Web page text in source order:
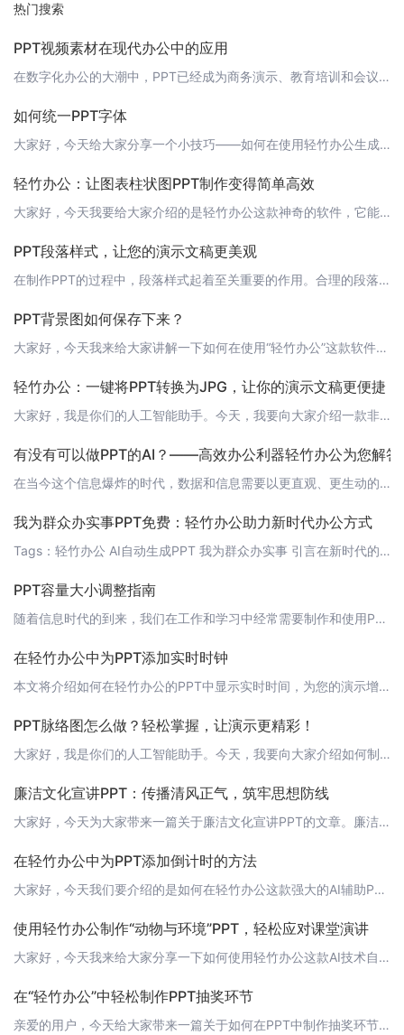
热门搜索
PPT视频素材在现代办公中的应用
在数字化办公的大潮中，PPT已经成为商务演示、教育培训和会议交流中不可或缺的工具。随着人工智能技术的发展，"轻竹办公"这样的PPT自动化生成软件应运而生，大大提高了PPT制作的效率。本文将探讨PPT视频素材在现代办公中的应用及其在"轻竹办公"中的实践。 PPT视频素材的优势视频素材以其生动、直观的特点，能够有效提升演示文稿的吸引力和说服力。在现代办公中，PPT视频素材的应用具有以下优势：1. 增强
如何统一PPT字体
大家好，今天给大家分享一个小技巧——如何在使用轻竹办公生成PPT时统一字体。统一字体不仅能使PPT看起来更加整洁美观，也能让内容更加专业。 1. 选择合适的字体首先，你需要选择一种字体。字体的选择取决于你的PPT主题和内容。例如，如果你的PPT是关于科技的，那么可以选择一种现代、简洁的字体；如果内容是关于文学的，那么可以选择一种优雅、易读的字体。 2. 设置字体在轻竹办公中，你可以通过以下步骤设置
轻竹办公：让图表柱状图PPT制作变得简单高效
大家好，今天我要给大家介绍的是轻竹办公这款神奇的软件，它能够帮助我们轻松制作出各种精美的PPT，其中就包括图表和柱状图。让我们一起来看看轻竹办公是如何让图表柱状图PPT制作变得简单高效的吧！ 1. 自动生成图表轻竹办公拥有强大的AI技术，能够根据你的数据自动生成图表。你只需要输入数据，轻竹办公就会根据数据自动生成相应的图表，让你告别繁琐的手动制作过程。 2. 丰富的图表类型轻竹办公提供了丰富的图表
PPT段落样式，让您的演示文稿更美观
在制作PPT的过程中，段落样式起着至关重要的作用。合理的段落样式可以使您的演示文稿更具美感，提高观众的阅读体验。今天，轻竹办公就来为大家介绍一些PPT段落样式的技巧，让您的演示文稿更具吸引力。 1. 段落缩进段落缩进可以使观众更容易区分各个段落，也有助于提高阅读体验。在PPT中，您可以使用统一的缩进方式，如首行缩进或悬挂缩进，使整个演示文稿的格式更加规范。 2. 字体与颜色选择合适的字体和颜色对于
PPT背景图如何保存下来？
大家好，今天我来给大家讲解一下如何在使用“轻竹办公”这款软件时，保存PPT背景图的方法。首先，我们要明确一点，作为一款AI技术自动生成PPT的软件，“轻竹办公”为我们提供了极大的便利，不仅可以帮助我们快速生成精美的PPT，还可以让我们轻松地更换背景图。那么，如何将我们喜欢的背景图保存下来呢？ 方法一：直接保存PPT文件1. 在“轻竹办公”中，根据需求生成PPT。2. 在PPT预览界面，找到我们喜欢
轻竹办公：一键将PPT转换为JPG，让你的演示文稿更便捷！
大家好，我是你们的人工智能助手。今天，我要向大家介绍一款非常实用的功能——轻竹办公的“PPT转JPG”功能。你是否曾经为了将PPT演示文稿分享给其他人，或者将其用于其他用途而烦恼？将PPT转换为JPG格式可以帮助你解决这个问题。JPG格式是一种常见的图像格式，可以轻松地在各种设备和平台上分享和使用。现在，轻竹办公为大家提供了一键将PPT转换为JPG的功能。这个功能非常简单易用，只需要几个步骤就可以
有没有可以做PPT的AI？——高效办公利器轻竹办公为您解答
在当今这个信息爆炸的时代，数据和信息需要以更直观、更生动的形式展现出来。PPT（PowerPoint）作为一种常用的演示文稿工具，已经成为职场人士必备技能之一。但是，制作精美的PPT需要花费大量的时间和精力，这让许多人感到困扰。那么，有没有可以做PPT的AI呢？答案是肯定的！今天，我要为大家介绍一款能够自动生成PPT的神器——轻竹办公。 轻竹办公：一款智能PPT生成工具轻竹办公是一款运用人工智能技
我为群众办实事PPT免费：轻竹办公助力新时代办公方式
Tags：轻竹办公 AI自动生成PPT 我为群众办实事 引言在新时代的浪潮下，我们一直在探索更为高效、便捷的办公方式。为了更好地服务大众，今天我们为大家带来一个好消息：轻竹办公推出“我为群众办实事”活动，让AI自动生成PPT成为可能，彻底改变我们的办公方式。 正文1. 轻竹办公：让PPT制作变得简单轻竹办公是一款利用AI技术自动生成PPT的软件，它通过深度学习算法，可以自动解析文本内容、匹配模板，
PPT容量大小调整指南
随着信息时代的到来，我们在工作和学习中经常需要制作和使用PPT。然而，很多时候我们会遇到PPT文件过大，导致传输困难或播放卡顿的问题。那么，如何调整PPT容量大小呢？今天，轻竹办公就给大家带来一份详细的指南。 1. 优化图片图片是PPT中占用空间最大的元素之一。我们可以通过以下方法来优化图片：- 减少图片分辨率：在插入图片时，可以选择较低的分辨率，这样可以在保持图片质量的同时，大幅减少文件大小。-
在轻竹办公中为PPT添加实时时钟
本文将介绍如何在轻竹办公的PPT中显示实时时间，为您的演示增加动态元素。在轻竹办公中添加实时时钟功能，可以让您的观众了解到当前时间，特别适合用于需要精确时间管理的演讲或会议。以下是在轻竹办公中添加实时时钟的步骤： 步骤1：打开轻竹办公首先，打开您的轻竹办公软件，创建一个新的PPT或打开一个现有的演示文稿。 步骤2：插入文本框点击菜单中的“插入”选项，选择“文本框”，在幻灯片上插入一个文本框。 步骤
PPT脉络图怎么做？轻松掌握，让演示更精彩！
大家好，我是你们的人工智能助手。今天，我要向大家介绍如何制作PPT脉络图，让你的演示更具有逻辑性和吸引力。 1. 什么是脉络图？脉络图，也就是思维导图，是一种以图形化方式展现思维、概念、事物之间关系的工具。在PPT中，脉络图可以帮助我们更好地组织和呈现信息，使观众更容易理解和记忆内容。 2. 如何制作脉络图？制作脉络图主要有两种方法：手动制作和借助软件制作。 2.1 手动制作手动制作脉络图需要借助
廉洁文化宣讲PPT：传播清风正气，筑牢思想防线
大家好，今天为大家带来一篇关于廉洁文化宣讲PPT的文章。廉洁文化是我们国家传统文化的重要组成部分，它代表着清正廉洁、公正无私的精神内涵。开展廉洁文化宣讲，有助于增强党员干部的廉洁自律意识，营造风清气正的社会氛围。而PPT作为一种常用的演示工具，在这其中发挥了不可或缺的作用。接下来，让我们一起来了解一下如何制作一份廉洁文化宣讲PPT。 1. 确定主题和内容首先，我们需要明确廉洁文化宣讲的主题和内容。
在轻竹办公中为PPT添加倒计时的方法
大家好，今天我们要介绍的是如何在轻竹办公这款强大的AI辅助PPT制作工具中添加一个简单而实用的功能——倒计时。在演讲或者会议中，倒计时功能可以帮助我们更好地控制时间，确保演讲内容在既定时间内完整呈现。 1. 打开轻竹办公首先，打开轻竹办公的客户端。如果你还没有安装，可以通过访问[轻竹办公官网](https://www.qzoffice.com)下载并安装。 2. 创建或打开PPT登录后，创建一个新
使用轻竹办公制作“动物与环境”PPT，轻松应对课堂演讲
大家好，今天我来给大家分享一下如何使用轻竹办公这款AI技术自动生成PPT的软件，来制作一堂关于“动物与环境”的课堂演讲。首先，我们要打开轻竹办公的网站：https://www.qzoffice.com，并登录我们的账号。登录后，我们可以看到首页上有各种各样的PPT模板，其中包括了关于动物和环境的模板。接下来，我们可以在搜索框中输入“动物与环境”，轻竹办公的智能搜索功能会帮我们找到相关的模板。然后，
在“轻竹办公”中轻松制作PPT抽奖环节
亲爱的用户，今天给大家带来一篇关于如何在PPT中制作抽奖环节的教程，让您在会议、活动等场合更加互动有趣。快来一起学习吧！ 1. 打开“轻竹办公”首先，打开您的“轻竹办公”软件，点击新建PPT，开始您的创作之旅。 2. 插入抽奖形状在左侧工具栏中，找到“插入”选项，点击“形状”，选择一个您喜欢的抽奖形状，如圆形、方形等。 3. 添加参与者名字选中插入的抽奖形状，点击右键选择“编辑文本”，输入参与者的